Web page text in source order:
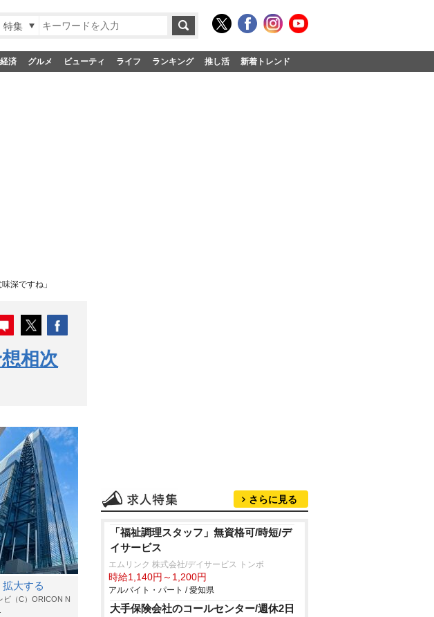
特集
済 グルメ ビューティ ライフ ランキング 推し活 新着トレンド
深ですね」
相次
拡大する
ビ（C）ORICON N
さらに見る
「福祉調理スタッフ」無資格可/時短/デ
イサービス
エムリンク 株式会社/デイサービス トンボ
時給1,140円～1,200円
アルバイト・パート / 愛知県
大手保険会社のコールセンター/週休2日